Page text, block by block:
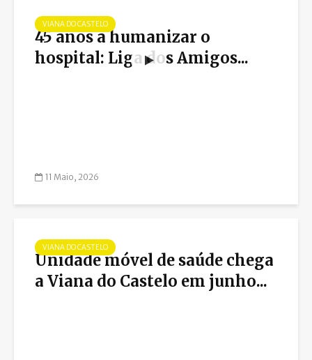
VIANA DO CASTELO
45 anos a humanizar o
hospital: Liga dos Amigos...
11 Maio, 2026
VIANA DO CASTELO
Unidade móvel de saúde chega
a Viana do Castelo em junho...